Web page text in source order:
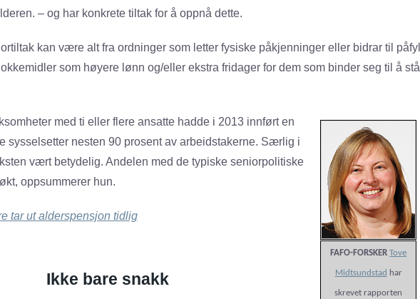
– og har konkrete tiltak for å oppnå dette.
kan være alt fra ordninger som letter fysiske påkjenninger eller bidrar til påfyll
som høyere lønn og/eller ekstra fridager for dem som binder seg til å stå
FAFO-FORSKER Tove
Midtsundstad har
skrevet rapporten
med ti eller flere ansatte hadde i 2013 innført en
sysselsetter nesten 90 prosent av arbeidstakerne. Særlig i
vært betydelig. Andelen med de typiske seniorpolitiske
oppsummerer hun.
tar ut alderspensjon tidlig
Ikke bare snakk